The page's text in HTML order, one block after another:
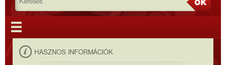
HASZNOS INFORMÁCIÓK